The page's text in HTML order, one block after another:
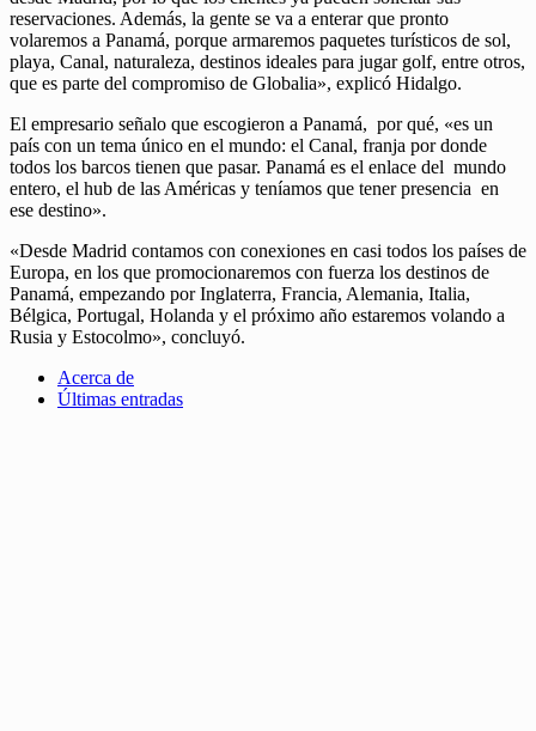
reservaciones. Además, la gente se va a enterar que pronto
volaremos a Panamá, porque armaremos paquetes turísticos de sol,
playa, Canal, naturaleza, destinos ideales para jugar golf, entre otros,
que es parte del compromiso de Globalia», explicó Hidalgo.
El empresario señalo que escogieron a Panamá, por qué, «es un
país con un tema único en el mundo: el Canal, franja por donde
todos los barcos tienen que pasar. Panamá es el enlace del mundo
entero, el hub de las Américas y teníamos que tener presencia en
ese destino».
«Desde Madrid contamos con conexiones en casi todos los países de
Europa, en los que promocionaremos con fuerza los destinos de
Panamá, empezando por Inglaterra, Francia, Alemania, Italia,
Bélgica, Portugal, Holanda y el próximo año estaremos volando a
Rusia y Estocolmo», concluyó.
Acerca de
Últimas entradas